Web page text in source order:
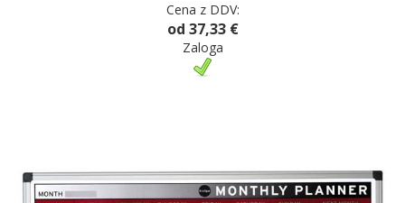
Cena z DDV:
od 37,33 €
Zaloga